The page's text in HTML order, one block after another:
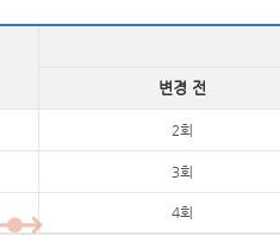
변경 전
2회
3회
4회